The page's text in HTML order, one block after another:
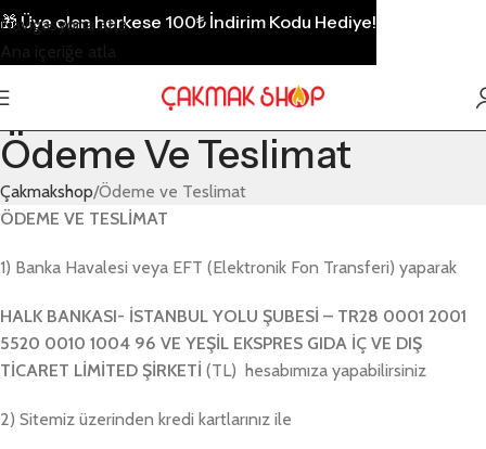
Navigasyona atla
Ana içeriğe atla
Ödeme Ve Teslimat
Çakmakshop Ödeme ve Teslimat
ÖDEME VE TESLİMAT
1) Banka Havalesi veya EFT (Elektronik Fon Transferi) yaparak
HALK BANKASI- İSTANBUL YOLU ŞUBESİ – TR28 0001 2001
5520 0010 1004 96 VE YEŞİL EKSPRES GIDA İÇ VE DIŞ
TİCARET LİMİTED ŞİRKETİ (TL) hesabımıza yapabilirsiniz
2) Sitemiz üzerinden kredi kartlarınız ile
🎁Üye olan herkese 100₺ İndirim Kodu Hediye!